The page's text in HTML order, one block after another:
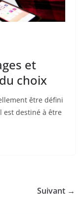
et
choix
être défini
est destiné à être
Suivant →